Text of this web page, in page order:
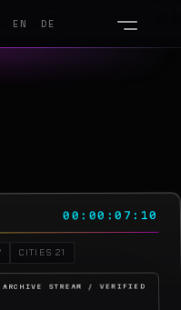
EN DE
00:00:10:23
CITIES 21